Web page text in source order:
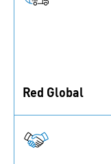
Red Global